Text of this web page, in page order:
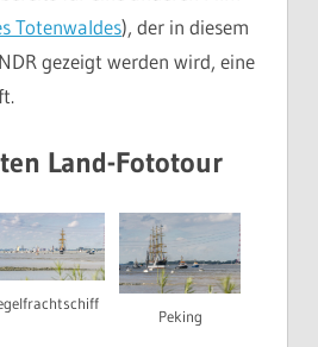
Totenwaldes), der in diesem
gezeigt werden wird, eine
Land-Fototour
Peking